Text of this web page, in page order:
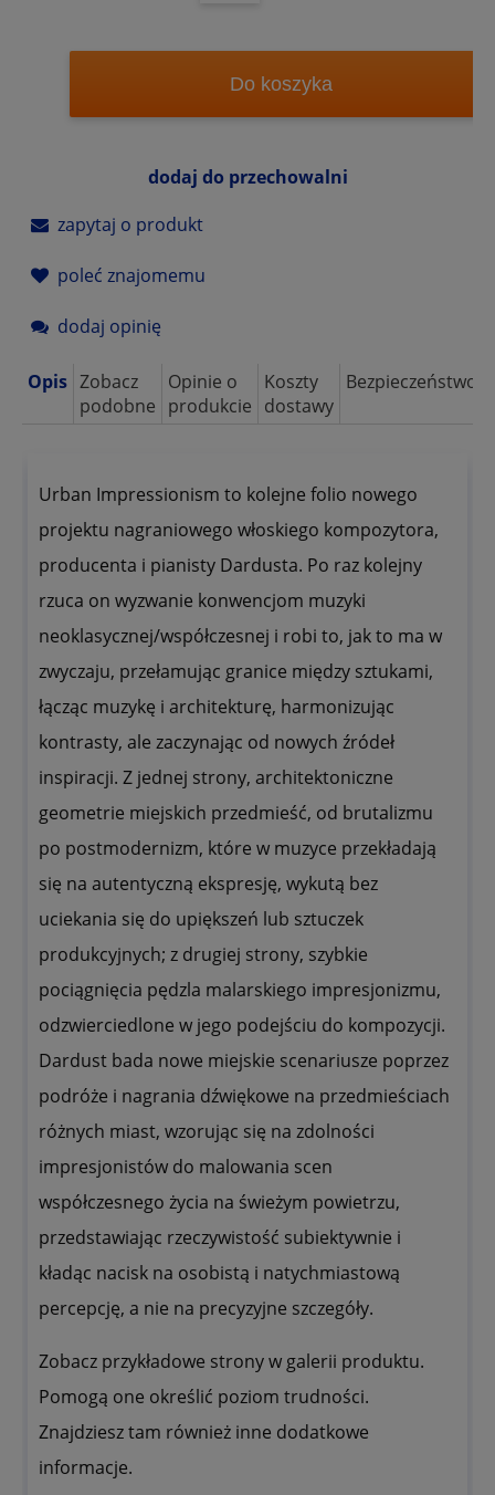
Do koszyka
dodaj do przechowalni
zapytaj o produkt
poleć znajomemu
dodaj opinię
Opis Zobacz
podobne
Opinie o
produkcie
Koszty
dostawy
Bezpieczeństwo
Urban Impressionism to kolejne folio nowego
projektu nagraniowego włoskiego kompozytora,
producenta i pianisty Dardusta. Po raz kolejny
rzuca on wyzwanie konwencjom muzyki
neoklasycznej/współczesnej i robi to, jak to ma w
zwyczaju, przełamując granice między sztukami,
łącząc muzykę i architekturę, harmonizując
kontrasty, ale zaczynając od nowych źródeł
inspiracji. Z jednej strony, architektoniczne
geometrie miejskich przedmieść, od brutalizmu
po postmodernizm, które w muzyce przekładają
się na autentyczną ekspresję, wykutą bez
uciekania się do upiększeń lub sztuczek
produkcyjnych; z drugiej strony, szybkie
pociągnięcia pędzla malarskiego impresjonizmu,
odzwierciedlone w jego podejściu do kompozycji.
Dardust bada nowe miejskie scenariusze poprzez
podróże i nagrania dźwiękowe na przedmieściach
różnych miast, wzorując się na zdolności
impresjonistów do malowania scen
współczesnego życia na świeżym powietrzu,
przedstawiając rzeczywistość subiektywnie i
kładąc nacisk na osobistą i natychmiastową
percepcję, a nie na precyzyjne szczegóły.
Zobacz przykładowe strony w galerii produktu.
Pomogą one określić poziom trudności.
Znajdziesz tam również inne dodatkowe
informacje.